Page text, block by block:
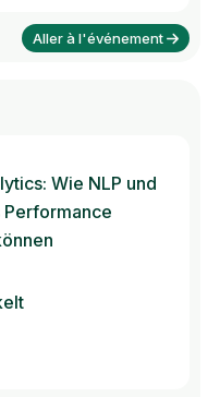
Aller à l'événement
Wie NLP und